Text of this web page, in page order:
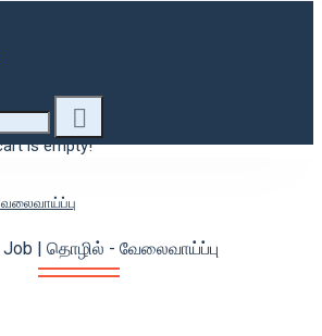
is empty!
Job | தொழில் - வேலைவாய்ப்பு